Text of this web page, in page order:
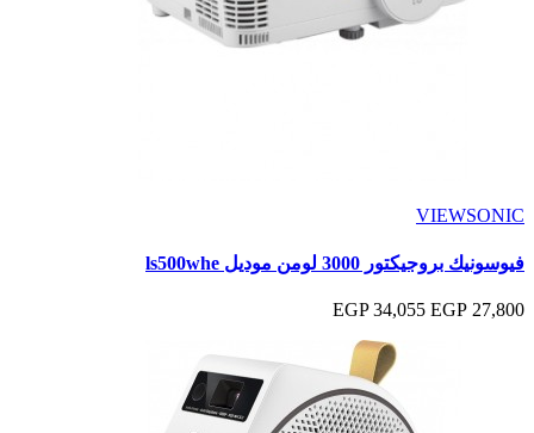
VIEWSONIC
فيوسونيك بروجيكتور 3000 لومن موديل ls500whe
27,800 EGP
34,055 EGP